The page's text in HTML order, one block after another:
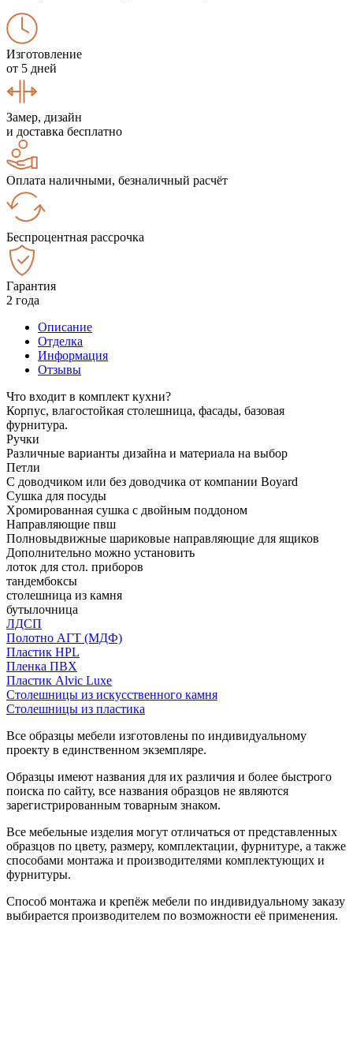
Изготовление
от 5 дней
Замер, дизайн
и доставка бесплатно
Оплата наличными, безналичный расчёт
Беспроцентная рассрочка
Гарантия
2 года
Описание
Отделка
Информация
Отзывы
Что входит в комплект кухни?
Корпус, влагостойкая столешница, фасады, базовая
фурнитура.
Ручки
Различные варианты дизайна и материала на выбор
Петли
С доводчиком или без доводчика от компании Boyard
Сушка для посуды
Хромированная сушка с двойным поддоном
Направляющие пвш
Полновыдвижные шариковые направляющие для ящиков
Дополнительно можно установить
лоток для стол. приборов
тандембоксы
столешница из камня
бутылочница
ЛДСП
Полотно АГТ (МДФ)
Пластик HPL
Пленка ПВХ
Пластик Alvic Luxe
Столешницы из искусственного камня
Столешницы из пластика
Все образцы мебели изготовлены по индивидуальному
проекту в единственном экземпляре.
Образцы имеют названия для их различия и более быстрого
поиска по сайту, все названия образцов не являются
зарегистрированным товарным знаком.
Все мебельные изделия могут отличаться от представленных
образцов по цвету, размеру, комплектации, фурнитуре, а также
способами монтажа и производителями комплектующих и
фурнитуры.
Способ монтажа и крепёж мебели по индивидуальному заказу
выбирается производителем по возможности её применения.